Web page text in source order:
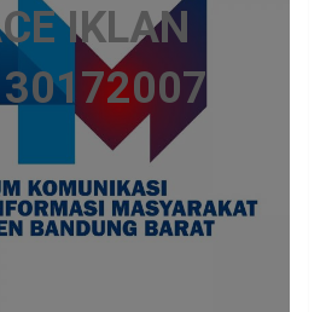
IKLAN